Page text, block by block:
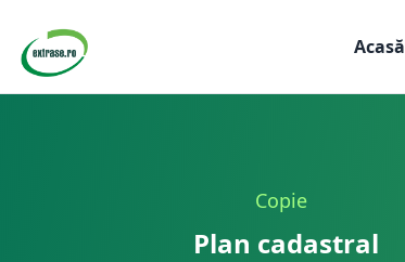
Acasă
Copie
Plan cadastral